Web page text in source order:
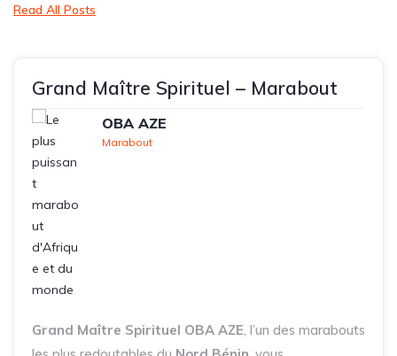
Read All Posts
Grand Maître Spirituel – Marabout
OBA AZE
Marabout
Grand Maître Spirituel OBA AZE, l’un des marabouts